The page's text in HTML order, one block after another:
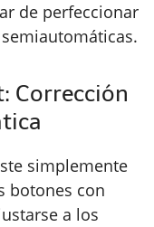
de perfeccionar
Corrección
simplemente
botones con
a los